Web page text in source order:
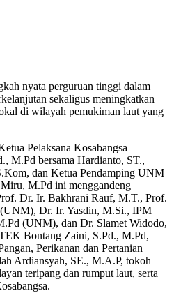
nyata perguruan tinggi dalam
sekaligus meningkatkan
di wilayah pemukiman laut yang
Pelaksana Kosabangsa
M.Pd bersama Hardianto, ST.,
dan Ketua Pendamping UNM
M.Pd ini menggandeng
Dr. Ir. Bakhrani Rauf, M.T., Prof.
Dr. Ir. Yasdin, M.Si., IPM
(UNM), dan Dr. Slamet Widodo,
Bontang Zaini, S.Pd., M.Pd,
Perikanan dan Pertanian
Ardiansyah, SE., M.A.P, tokoh
teripang dan rumput laut, serta